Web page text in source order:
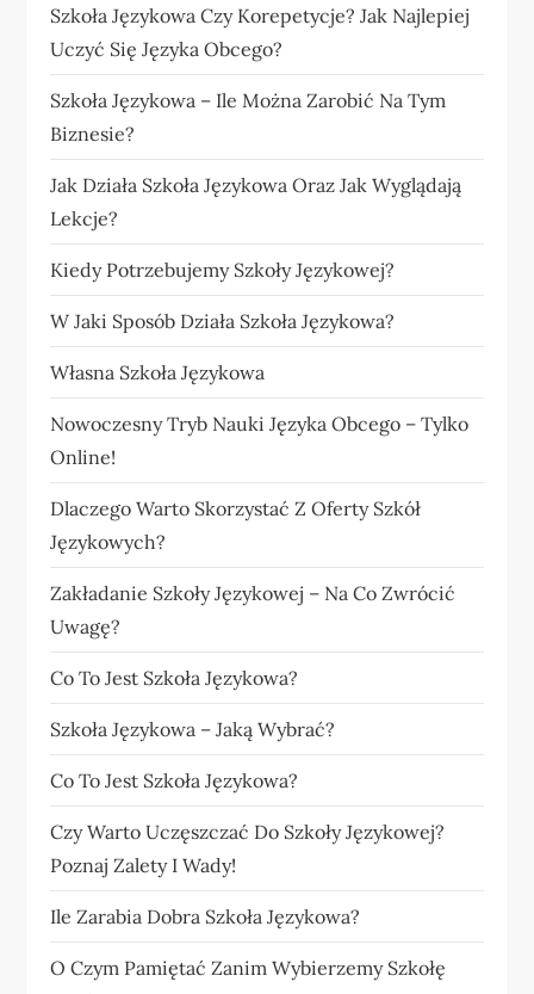
Szkoła Językowa Czy Korepetycje? Jak Najlepiej
Uczyć Się Języka Obcego?
Szkoła Językowa – Ile Można Zarobić Na Tym
Biznesie?
Jak Działa Szkoła Językowa Oraz Jak Wyglądają
Lekcje?
Kiedy Potrzebujemy Szkoły Językowej?
W Jaki Sposób Działa Szkoła Językowa?
Własna Szkoła Językowa
Nowoczesny Tryb Nauki Języka Obcego – Tylko
Online!
Dlaczego Warto Skorzystać Z Oferty Szkół
Językowych?
Zakładanie Szkoły Językowej – Na Co Zwrócić
Uwagę?
Co To Jest Szkoła Językowa?
Szkoła Językowa – Jaką Wybrać?
Co To Jest Szkoła Językowa?
Czy Warto Uczęszczać Do Szkoły Językowej?
Poznaj Zalety I Wady!
Ile Zarabia Dobra Szkoła Językowa?
O Czym Pamiętać Zanim Wybierzemy Szkołę